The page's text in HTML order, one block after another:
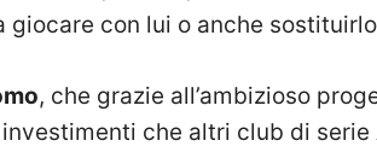
giocare con lui o anche
, che grazie all’ambizioso
che altri club di serie